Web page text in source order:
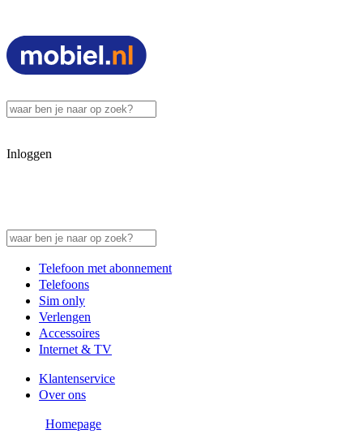
Inloggen
Telefoon met abonnement
Telefoons
Sim only
Verlengen
Accessoires
Internet & TV
Klantenservice
Over ons
Homepage